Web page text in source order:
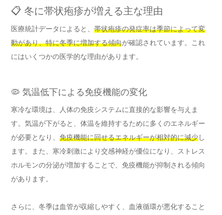
📋 冬に帯状疱疹が増える主な理由
医療統計データによると、 帯状疱疹の発症率は季節によって変
動があり、特に冬季に増加する傾向が確認されています。これ
にはいくつかの医学的な理由があります。
🦠 気温低下による免疫機能の変化
寒冷な環境は、人体の免疫システムに直接的な影響を与えま
す。気温が下がると、体温を維持するために多くのエネルギー
が必要となり、 免疫機能に回せるエネルギーが相対的に減少し
ます。また、寒冷刺激により交感神経が優位になり、ストレス
ホルモンの分泌が増加することで、免疫機能が抑制される傾向
があります。
さらに、冬季は血管が収縮しやすく、血液循環が悪化すること